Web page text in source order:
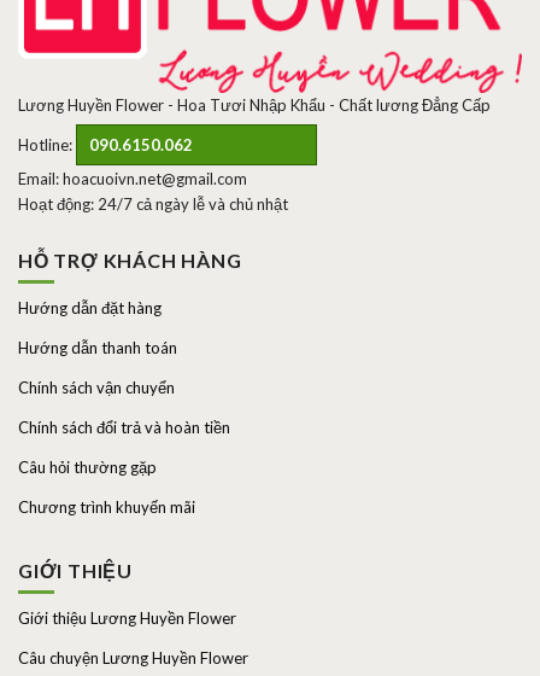
Lương Huyền Flower - Hoa Tươi Nhập Khẩu - Chất lương Đẳng Cấp
Hotline:
090.6150.062
Email: hoacuoivn.net@gmail.com
Hoạt động: 24/7 cả ngày lễ và chủ nhật
HỖ TRỢ KHÁCH HÀNG
Hướng dẫn đặt hàng
Hướng dẫn thanh toán
Chính sách vận chuyển
Chính sách đổi trả và hoàn tiền
Câu hỏi thường gặp
Chương trình khuyến mãi
GIỚI THIỆU
Giới thiệu Lương Huyền Flower
Câu chuyện Lương Huyền Flower